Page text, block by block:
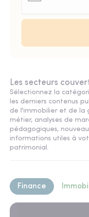
Les secteurs
Sélectionnez la
les derniers contenus
de l'immobilier et de la
métier, analyses de
pédagogiques,
informations utiles à
patrimonial.
Finance